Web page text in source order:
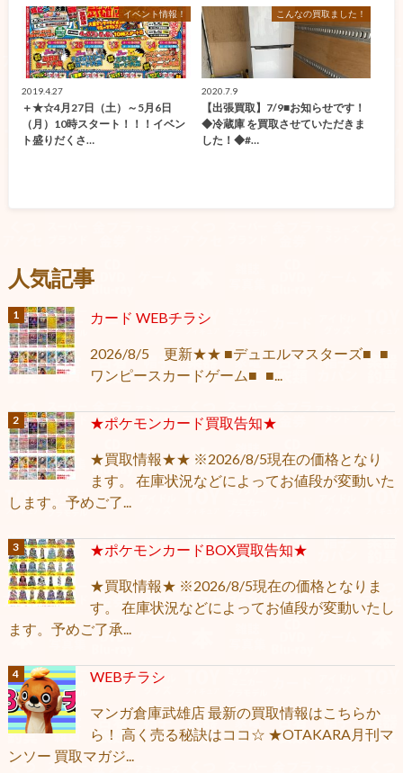
イベント情報！
2019.4.27
＋★☆4月27日（土）～5月6日
（月）10時スタート！！！イベン
ト盛りだくさ…
こんなの買取ました！
2020.7.9
【出張買取】7/9■お知らせです！
◆冷蔵庫 を買取させていただきま
した！◆#…
人気記事
カード WEBチラシ
2026/8/5 更新★★ ■デュエルマスターズ■ ■
ワンピースカードゲーム■ ■...
★ポケモンカード買取告知★
★買取情報★★ ※2026/8/5現在の価格となり
ます。 在庫状況などによってお値段が変動いた
します。予めご了...
★ポケモンカードBOX買取告知★
★買取情報★ ※2026/8/5現在の価格となりま
す。 在庫状況などによってお値段が変動いたし
ます。予めご了承...
WEBチラシ
マンガ倉庫武雄店 最新の買取情報はこちらか
ら！ 高く売る秘訣はココ☆ ★OTAKARA月刊マ
ンソー 買取マガジ...